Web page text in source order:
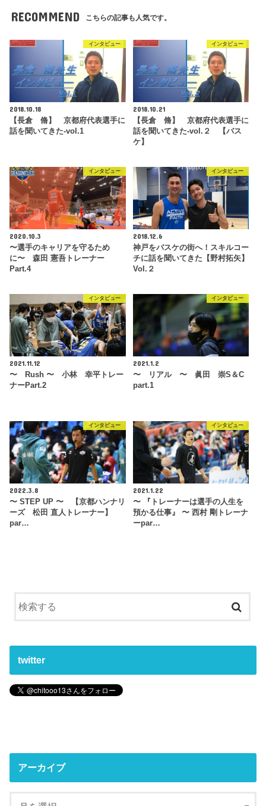
RECOMMEND こちらの記事も人気です。
インタビュー
2018.10.18
【長倉 脩】 京都府代表選手に
話を聞いてきた-vol.1
インタビュー
2018.10.21
【長倉 脩】 京都府代表選手に
話を聞いてきた-vol.２ 【バス
ケ】
インタビュー
2020.10.3
〜選手のキャリアを守るため
に〜 森田 憲吾トレーナー
Part.4
インタビュー
2018.12.6
神戸をバスケの街へ！スキルコー
チに話を聞いてきた【野村拓矢】
Vol.２
インタビュー
2021.11.12
〜 Rush 〜 小林 幸平トレー
ナーPart.2
インタビュー
2021.1.2
〜 リアル 〜 眞田 崇S＆C
part.1
インタビュー
2022.3.8
〜 STEP UP 〜 【京都ハンナリ
ーズ 松田 直人トレーナー】
par…
インタビュー
2021.1.22
〜 『トレーナーは選手の人生を
預かる仕事』 〜 西村 剛トレーナ
ーpar…
twitter
アーカイブ